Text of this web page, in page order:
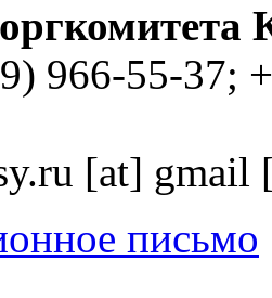
966-55-37;
[at] gmail
письмо